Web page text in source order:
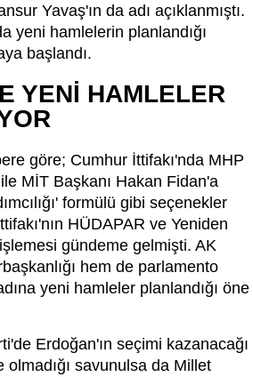
Yavaş'ın da adı açıklanmıştı.
yeni hamlelerin planlandığı
başlandı.
YENİ HAMLELER
göre; Cumhur İttifakı'nda MHP
MİT Başkanı Hakan Fidan'a
formülü gibi seçenekler
HÜDAPAR ve Yeniden
gündeme gelmişti. AK
hem de parlamento
yeni hamleler planlandığı öne
Erdoğan'ın seçimi kazanacağı
savunulsa da Millet